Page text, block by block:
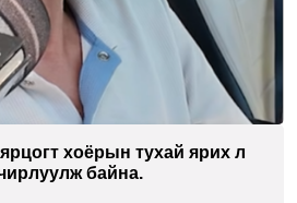
хоёрын тухай ярих л
байна.